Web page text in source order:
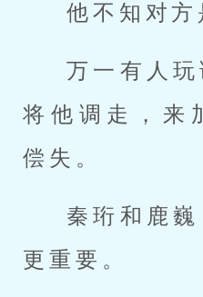
他不知对方
万一有人玩
将他调走，来
偿失。
秦珩和鹿
更重要。